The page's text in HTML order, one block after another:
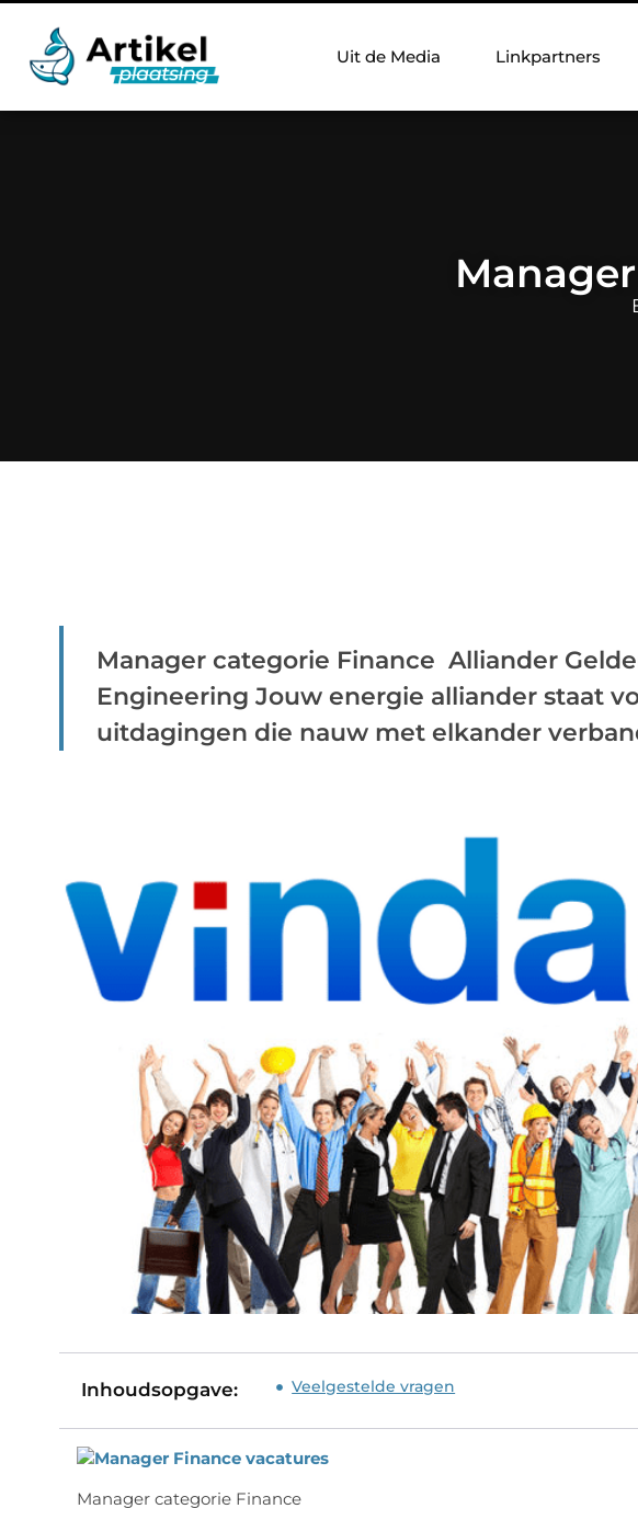
Uit de Media Linkpartners
Manager categorie Finance Alliander
Engineering Jouw energie alliander staat
uitdagingen die nauw met elkander
Inhoudsopgave: Veelgestelde vragen
Manager categorie Finance